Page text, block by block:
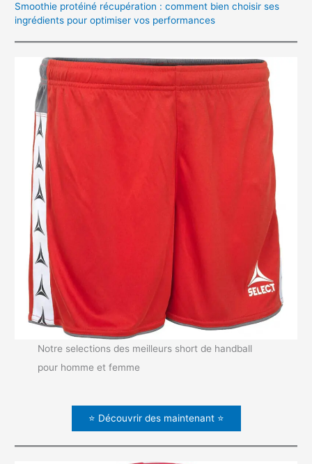
Smoothie protéiné récupération : comment bien choisir ses
ingrédients pour optimiser vos performances
Notre selections des meilleurs short de handball
pour homme et femme
⭐ Découvrir des maintenant ⭐